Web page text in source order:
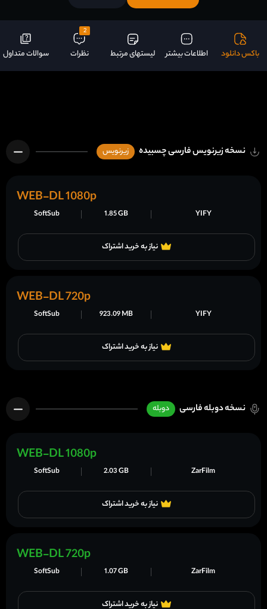
باکس دانلود اطلاعات بیشتر لیستهای مرتبط
2
نظرات سوالات متداول
نسخه زیرنویس فارسی چسبیده زیرنویس
نیاز به خرید اشتراک
YIFY
1.85 GB
SoftSub
WEB-DL 1080p
نیاز به خرید اشتراک
YIFY
923.09 MB
SoftSub
WEB-DL 720p
نسخه دوبله فارسی دوبله
نیاز به خرید اشتراک
ZarFilm
2.03 GB
SoftSub
WEB-DL 1080p
نیاز به خرید اشتراک
ZarFilm
1.07 GB
SoftSub
WEB-DL 720p